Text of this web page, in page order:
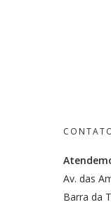
Av. das
Barra da